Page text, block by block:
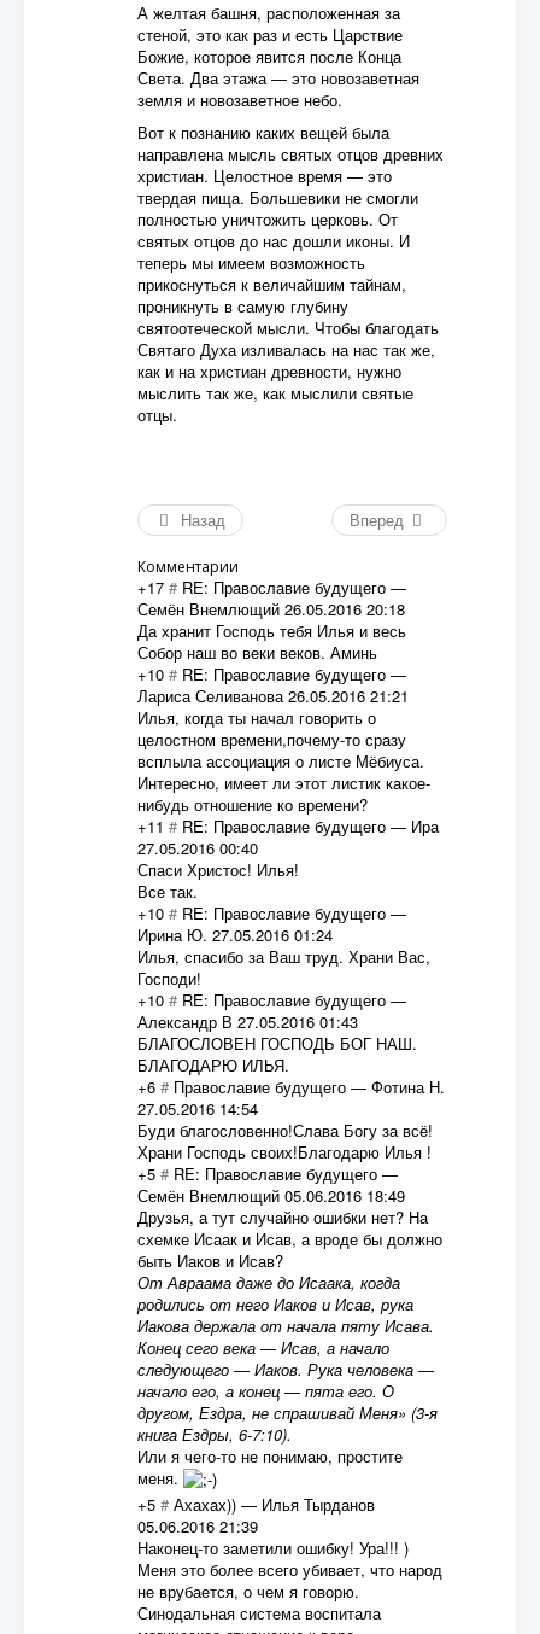
А желтая башня, расположенная за
стеной, это как раз и есть Царствие
Божие, которое явится после Конца
Света. Два этажа — это новозаветная
земля и новозаветное небо.
Вот к познанию каких вещей была
направлена мысль святых отцов древних
христиан. Целостное время — это
твердая пища. Большевики не смогли
полностью уничтожить церковь. От
святых отцов до нас дошли иконы. И
теперь мы имеем возможность
прикоснуться к величайшим тайнам,
проникнуть в самую глубину
святоотеческой мысли. Чтобы благодать
Святаго Духа изливалась на нас так же,
как и на христиан древности, нужно
мыслить так же, как мыслили святые
отцы.
Назад Вперед
Комментарии
+17 # RE: Православие будущего—
Семён Внемлющий 26.05.2016 20:18
Да хранит Господь тебя Илья и весь
Собор наш во веки веков. Аминь
+10 # RE: Православие будущего—
Лариса Селиванова 26.05.2016 21:21
Илья, когда ты начал говорить о
целостном времени,почему-то сразу
всплыла ассоциация о листе Мёбиуса.
Интересно, имеет ли этот листик какое-
нибудь отношение ко времени?
+11 # RE: Православие будущего— Ира
27.05.2016 00:40
Спаси Христос! Илья!
Все так.
+10 # RE: Православие будущего—
Ирина Ю. 27.05.2016 01:24
Илья, спасибо за Ваш труд. Храни Вас,
Господи!
+10 # RE: Православие будущего—
Александр В 27.05.2016 01:43
БЛАГОСЛОВЕН ГОСПОДЬ БОГ НАШ.
БЛАГОДАРЮ ИЛЬЯ.
+6 # Православие будущего— Фотина Н.
27.05.2016 14:54
Буди благословенно!Слава Богу за всё!
Храни Господь своих!Благодарю Илья !
+5 # RE: Православие будущего—
Семён Внемлющий 05.06.2016 18:49
Друзья, а тут случайно ошибки нет? На
схемке Исаак и Исав, а вроде бы должно
быть Иаков и Исав?
От Авраама даже до Исаака, когда
родились от него Иаков и Исав, рука
Иакова держала от начала пяту Исава.
Конец сего века — Исав, а начало
следующего — Иаков. Рука человека —
начало его, а конец — пята его. О
другом, Ездра, не спрашивай Меня» (3-я
книга Ездры, 6-7:10).
Или я чего-то не понимаю, простите
меня.
+5 # Ахахах))— Илья Тырданов
05.06.2016 21:39
Наконец-то заметили ошибку! Ура!!! )
Меня это более всего убивает, что народ
не врубается, о чем я говорю.
Синодальная система воспитала